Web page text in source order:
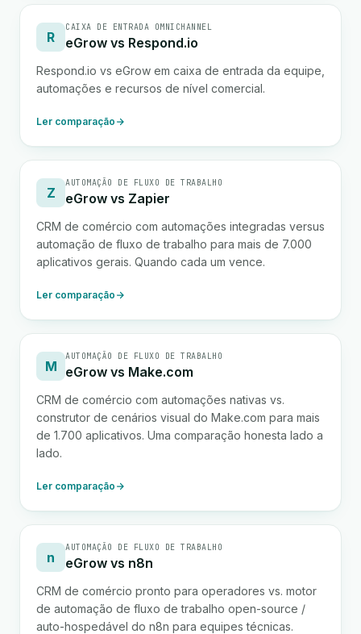
R
CAIXA DE ENTRADA OMNICHANNEL
eGrow vs Respond.io
Respond.io vs eGrow em caixa de entrada da equipe,
automações e recursos de nível comercial.
Ler comparação
Z
AUTOMAÇÃO DE FLUXO DE TRABALHO
eGrow vs Zapier
CRM de comércio com automações integradas versus
automação de fluxo de trabalho para mais de 7.000
aplicativos gerais. Quando cada um vence.
Ler comparação
M
AUTOMAÇÃO DE FLUXO DE TRABALHO
eGrow vs Make.com
CRM de comércio com automações nativas vs.
construtor de cenários visual do Make.com para mais
de 1.700 aplicativos. Uma comparação honesta lado a
lado.
Ler comparação
n
AUTOMAÇÃO DE FLUXO DE TRABALHO
eGrow vs n8n
CRM de comércio pronto para operadores vs. motor
de automação de fluxo de trabalho open-source /
auto-hospedável do n8n para equipes técnicas.